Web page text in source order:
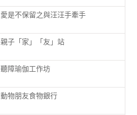
愛是不保留之與汪汪手牽手
親子「家」「友」站
聽障瑜伽工作坊
動物朋友食物銀行